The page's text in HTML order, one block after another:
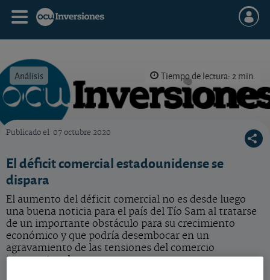
Análisis Tiempo de lectura: 2 min.
Publicado el 07 octubre 2020
El déficit comercial estadounidense se
dispara
El aumento del déficit comercial no es desde luego
una buena noticia para el país del Tío Sam al tratarse
de un importante obstáculo para su crecimiento
económico y que podría desembocar en un
agravamiento de las tensiones del comercio
internacional.